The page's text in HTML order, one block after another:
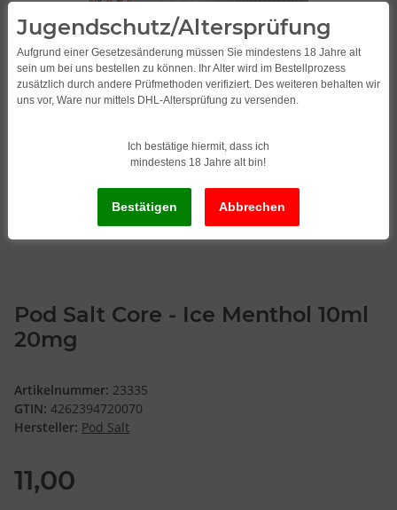
Pod Salt Core - Ice Menthol 10ml
20mg
Artikelnummer: 23335
GTIN: 4262394720070
Hersteller: Pod Salt
11,00
Jugendschutz/Altersprüfung
Aufgrund einer Gesetzesänderung müssen Sie mindestens 18 Jahre alt
sein um bei uns bestellen zu können. Ihr Alter wird im Bestellprozess
zusätzlich durch andere Prüfmethoden verifiziert. Des weiteren behalten wir
uns vor, Ware nur mittels DHL-Altersprüfung zu versenden.
Ich bestätige hiermit, dass ich
mindestens 18 Jahre alt bin!